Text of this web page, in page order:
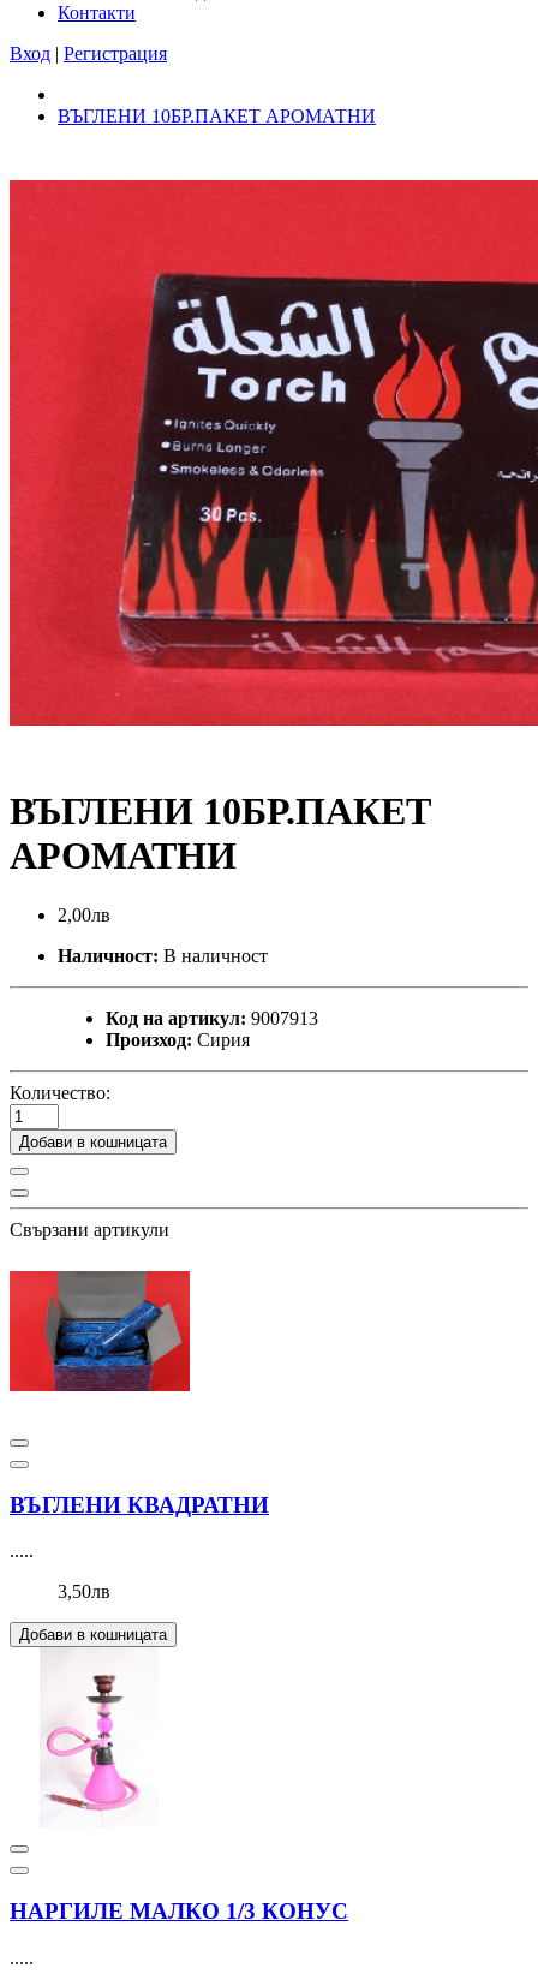
Контакти
Вход | Регистрация
ВЪГЛЕНИ 10БР.ПАКЕТ АРОМАТНИ
ВЪГЛЕНИ 10БР.ПАКЕТ
АРОМАТНИ
2,00лв
Наличност: В наличност
Код на артикул: 9007913
Произход: Сирия
Количество:
Добави в кошницата
Свързани артикули
ВЪГЛЕНИ КВАДРАТНИ
.....
3,50лв
Добави в кошницата
НАРГИЛЕ МАЛКО 1/3 КОНУС
.....